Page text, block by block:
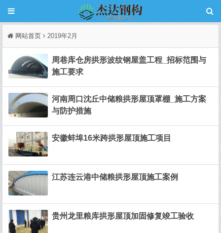
网站首页 2019年2月
周巷库仓房拱形波纹钢屋盖工程_招标范围与
施工要求
河南周口沈丘中储粮拱形屋顶罩棚_施工方案
与防护措施
安徽蚌埠16米跨拱形屋顶施工项目
江苏连云港中储粮拱形屋顶施工案例
贵州龙里粮库拱形屋顶加固修复竣工验收